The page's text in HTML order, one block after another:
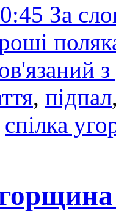
За
, підпал
спілка